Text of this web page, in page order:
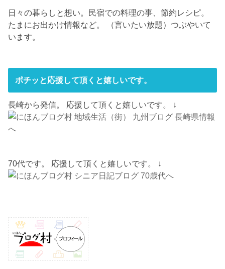
日々の暮らしと想い。民宿での料理の事、節約レシピ。
たまにお出かけ情報など。 （言いたい放題）つぶやいて
います。
ポチッと応援して頂くと嬉しいです。
長崎から発信。 応援して頂くと嬉しいです。 ↓
70代です。 応援して頂くと嬉しいです。 ↓